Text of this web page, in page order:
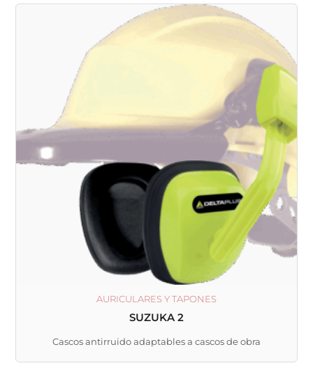
AURICULARES Y TAPONES
SUZUKA 2
Cascos antirruido adaptables a cascos de obra
Este
opciones
pueden
elegir
en
la
página
de
producto